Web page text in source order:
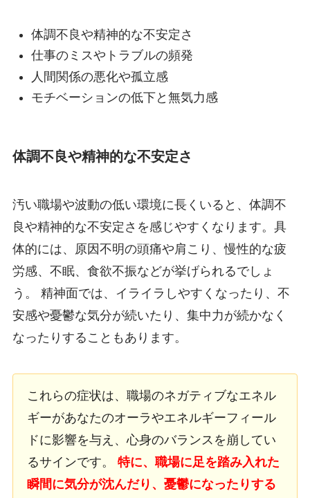
体調不良や精神的な不安定さ
仕事のミスやトラブルの頻発
人間関係の悪化や孤立感
モチベーションの低下と無気力感
体調不良や精神的な不安定さ
汚い職場や波動の低い環境に長くいると、体調不
良や精神的な不安定さを感じやすくなります。具
体的には、原因不明の頭痛や肩こり、慢性的な疲
労感、不眠、食欲不振などが挙げられるでしょ
う。 精神面では、イライラしやすくなったり、不
安感や憂鬱な気分が続いたり、集中力が続かなく
なったりすることもあります。
これらの症状は、職場のネガティブなエネル
ギーがあなたのオーラやエネルギーフィール
ドに影響を与え、心身のバランスを崩してい
るサインです。 特に、職場に足を踏み入れた
瞬間に気分が沈んだり、憂鬱になったりする